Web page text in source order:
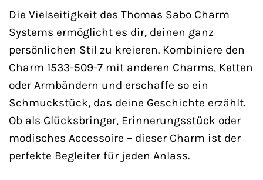
Die Vielseitigkeit des Thomas Sabo Charm
Systems ermöglicht es dir, deinen ganz
persönlichen Stil zu kreieren. Kombiniere den
Charm 1533-509-7 mit anderen Charms, Ketten
oder Armbändern und erschaffe so ein
Schmuckstück, das deine Geschichte erzählt.
Ob als Glücksbringer, Erinnerungsstück oder
modisches Accessoire – dieser Charm ist der
perfekte Begleiter für jeden Anlass.